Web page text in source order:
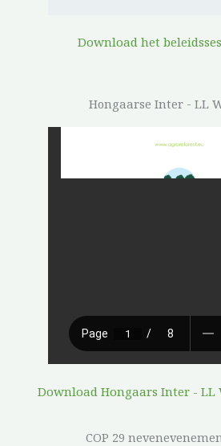
Download het
Hongaarse Inter - LL
Download Hongaars Inter - LL
COP 29